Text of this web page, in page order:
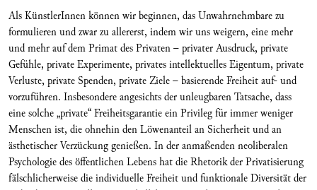
Als KünstlerInnen können wir beginnen, das Unwahrnehmbare zu
formulieren und zwar zu allererst, indem wir uns weigern, eine mehr
und mehr auf dem Primat des Privaten – privater Ausdruck, private
Gefühle, private Experimente, privates intellektuelles Eigentum, private
Verluste, private Spenden, private Ziele – basierende Freiheit auf- und
vorzuführen. Insbesondere angesichts der unleugbaren Tatsache, dass
eine solche „private“ Freiheitsgarantie ein Privileg für immer weniger
Menschen ist, die ohnehin den Löwenanteil an Sicherheit und an
ästhetischer Verzückung genießen. In der anmaßenden neoliberalen
Psychologie des öffentlichen Lebens hat die Rhetorik der Privatisierung
fälschlicherweise die individuelle Freiheit und funktionale Diversität der